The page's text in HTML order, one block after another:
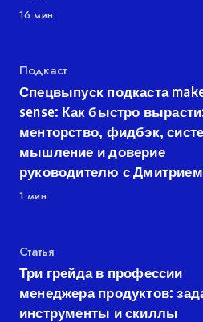
16 мин
Категория
Подкаст
Спецвыпуск подкаста
sense: Как быстро
менторство, фидбэк,
мышление и доверие
руководителю с
1 мин
Категория
Статья
Три грейда в профессии
менеджера продуктов:
инструменты и скиллы